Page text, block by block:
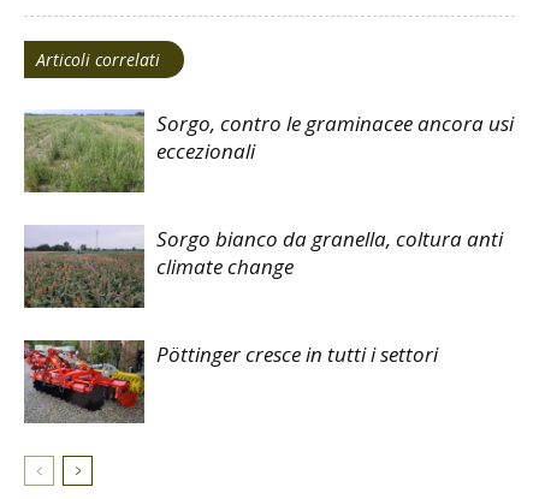
Articoli correlati
Sorgo, contro le graminacee ancora usi
eccezionali
Sorgo bianco da granella, coltura anti
climate change
Pöttinger cresce in tutti i settori